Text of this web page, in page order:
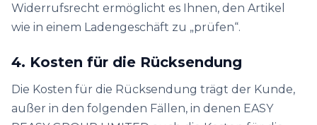
Widerrufsrecht ermöglicht es Ihnen, den Artikel
wie in einem Ladengeschäft zu „prüfen“.
4. Kosten für die Rücksendung
Die Kosten für die Rücksendung trägt der Kunde,
außer in den folgenden Fällen, in denen EASY